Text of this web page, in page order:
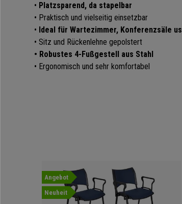
• Platzsparend, da stapelbar
• Praktisch und vielseitig einsetzbar
• Ideal für Wartezimmer, Konferenzsäle
• Sitz und Rückenlehne gepolstert
• Robustes 4-Fußgestell aus Stahl
• Ergonomisch und sehr komfortabel
Angebot
Neuheit